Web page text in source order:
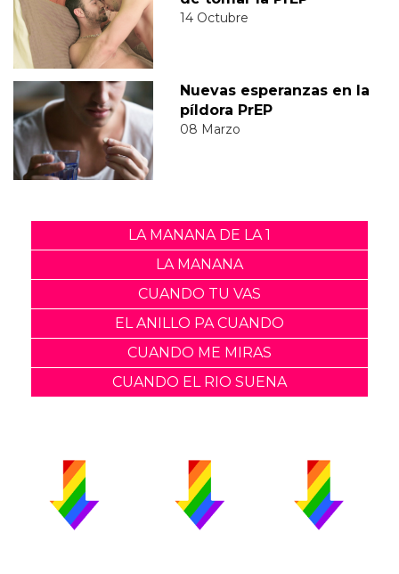
14 Octubre
Nuevas esperanzas en la
píldora PrEP
08 Marzo
LA MANANA DE LA 1
LA MANANA
CUANDO TU VAS
EL ANILLO PA CUANDO
CUANDO ME MIRAS
CUANDO EL RIO SUENA